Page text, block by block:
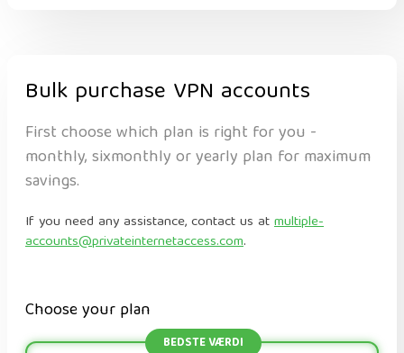
Bulk purchase VPN accounts
First choose which plan is right for you -
monthly, sixmonthly or yearly plan for maximum
savings.
If you need any assistance, contact us atmultiple-
accounts@privateinternetaccess.com.
Choose your plan